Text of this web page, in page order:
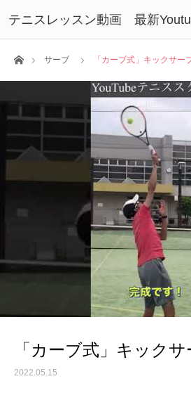
テニスレッスン動画 最新
ホームサーブ 「カーブ式」キックサー
「カーブ式」キック
2022.05.15